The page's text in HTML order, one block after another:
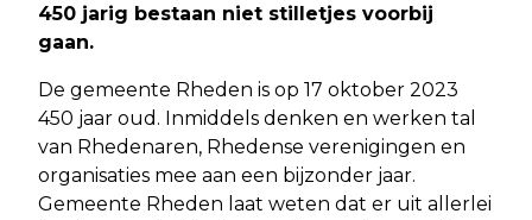
450 jarig bestaan niet stilletjes voorbij
gaan.
De gemeente Rheden is op 17 oktober 2023
450 jaar oud. Inmiddels denken en werken tal
van Rhedenaren, Rhedense verenigingen en
organisaties mee aan een bijzonder jaar.
Gemeente Rheden laat weten dat er uit allerlei